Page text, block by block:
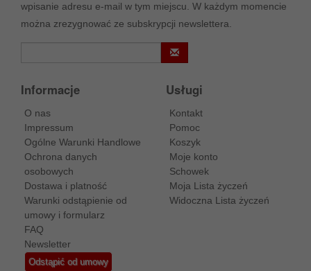
wpisanie adresu e-mail w tym miejscu. W każdym momencie
można zrezygnować ze subskrypcji newslettera.
Informacje
O nas
Impressum
Ogólne Warunki Handlowe
Ochrona danych
osobowych
Dostawa i platność
Warunki odstąpienie od
umowy i formularz
FAQ
Newsletter
Odstąpić od umowy
Usługi
Kontakt
Pomoc
Koszyk
Moje konto
Schowek
Moja Lista życzeń
Widoczna Lista życzeń